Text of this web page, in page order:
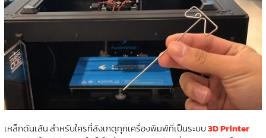
เหล็กดันเส้น สำหรับใครที่สังเกตุทุกเครื่องพิมพ์ที่เป็นระบบ3D Printer